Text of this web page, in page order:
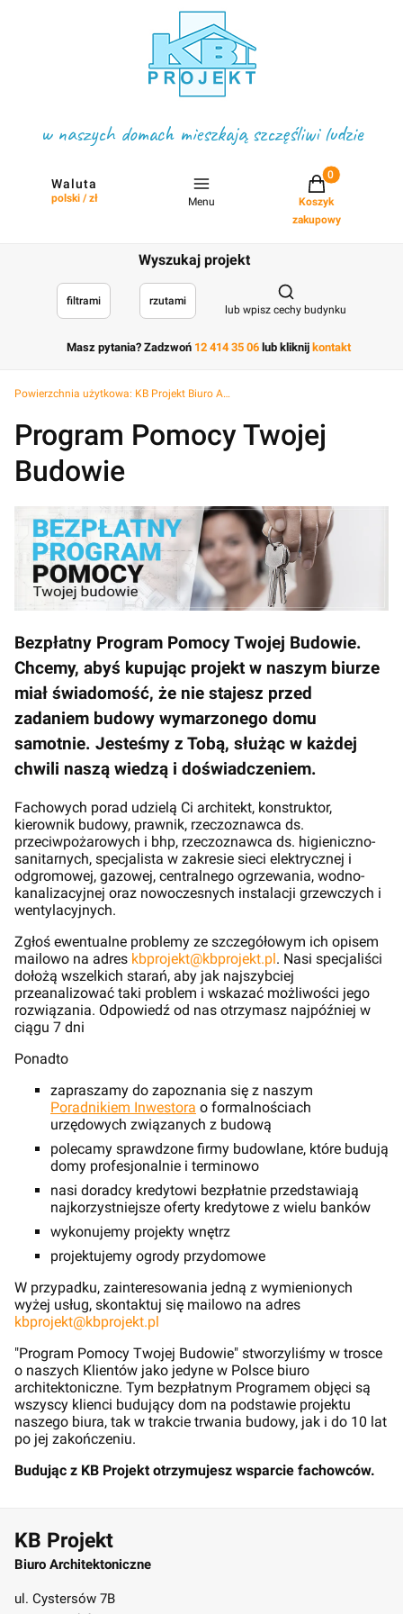
w naszych domach mieszkają szczęśliwi ludzie
Waluta
polski / zł Menu
Projekty w
Koszyk
zakupowy
Wyszukaj projekt
filtrami rzutami
Otwórz
lub wpisz cechy budynku
Masz pytania? Zadzwoń 12 414 35 06 lub kliknij kontakt
Powierzchnia użytkowa: KB Projekt Biuro Architektoniczne
Program Pomocy Twojej
Budowie
Bezpłatny Program Pomocy Twojej Budowie.
Chcemy, abyś kupując projekt w naszym biurze
miał świadomość, że nie stajesz przed
zadaniem budowy wymarzonego domu
samotnie. Jesteśmy z Tobą, służąc w każdej
chwili naszą wiedzą i doświadczeniem.
Fachowych porad udzielą Ci architekt, konstruktor,
kierownik budowy, prawnik, rzeczoznawca ds.
przeciwpożarowych i bhp, rzeczoznawca ds. higieniczno-
sanitarnych, specjalista w zakresie sieci elektrycznej i
odgromowej, gazowej, centralnego ogrzewania, wodno-
kanalizacyjnej oraz nowoczesnych instalacji grzewczych i
wentylacyjnych.
Zgłoś ewentualne problemy ze szczegółowym ich opisem
mailowo na adres kbprojekt@kbprojekt.pl. Nasi specjaliści
dołożą wszelkich starań, aby jak najszybciej
przeanalizować taki problem i wskazać możliwości jego
rozwiązania. Odpowiedź od nas otrzymasz najpóźniej w
ciągu 7 dni
Ponadto
zapraszamy do zapoznania się z naszym
Poradnikiem Inwestora o formalnościach
urzędowych związanych z budową
polecamy sprawdzone firmy budowlane, które budują
domy profesjonalnie i terminowo
nasi doradcy kredytowi bezpłatnie przedstawiają
najkorzystniejsze oferty kredytowe z wielu banków
wykonujemy projekty wnętrz
projektujemy ogrody przydomowe
W przypadku, zainteresowania jedną z wymienionych
wyżej usług, skontaktuj się mailowo na adres
kbprojekt@kbprojekt.pl
"Program Pomocy Twojej Budowie" stworzyliśmy w trosce
o naszych Klientów jako jedyne w Polsce biuro
architektoniczne. Tym bezpłatnym Programem objęci są
wszyscy klienci budujący dom na podstawie projektu
naszego biura, tak w trakcie trwania budowy, jak i do 10 lat
po jej zakończeniu.
Budując z KB Projekt otrzymujesz wsparcie fachowców.
KB Projekt
Biuro Architektoniczne
ul. Cystersów 7B